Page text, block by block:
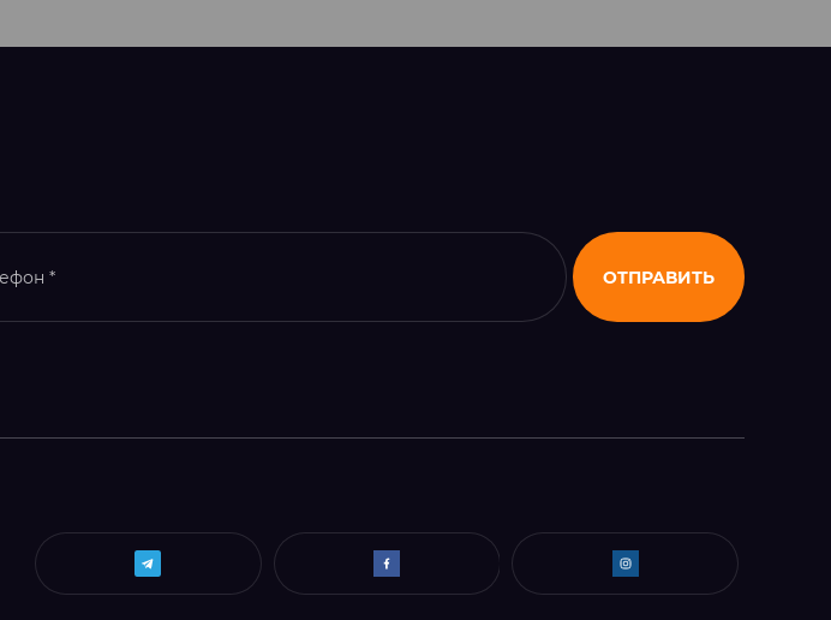
ОТПРАВИТЬ